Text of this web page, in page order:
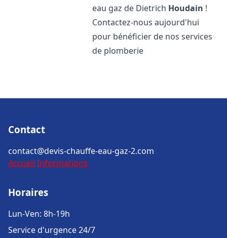
eau gaz de Dietrich Houdain !
Contactez-nous aujourd'hui
pour bénéficier de nos services
de plomberie
Contact
contact@devis-chauffe-eau-gaz-2.com
Accueil Informations
Horaires
Lun-Ven: 8h-19h
Service d'urgence 24/7